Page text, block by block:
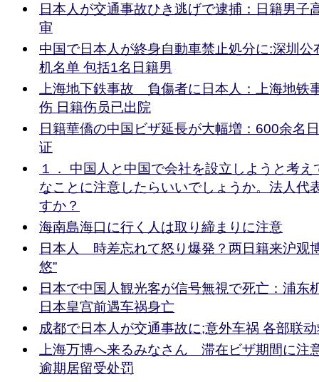
日本人が交通事故ひき逃げで逮捕：日籍男子
审
中国で日本人が終身自動車禁止処分に:深圳
机名单 包括1名日籍男
上海地下鉄事故 負傷者に日本人：上海地铁
伤 日籍伤员已出院
日籍華僑の中国ビザ延長が大幅増：600余名
证
１． 中国人と中国で会社を設立しようと考
なことに注意したらいいでしょうか。法人代
すか？
海南島海口に行く人は取り締まりに注意
日本人 時差忘れて怒り爆発？两日籍来沪观
悠”
日本で中国人観光客が信号無視で死亡：浦东
日本皇宫前遇车祸身亡
成都で日本人が交通事故に;意外车祸 各部联
上海万博へ来るみなさん 滞在ビザ期間に注
逾期居留受处罚